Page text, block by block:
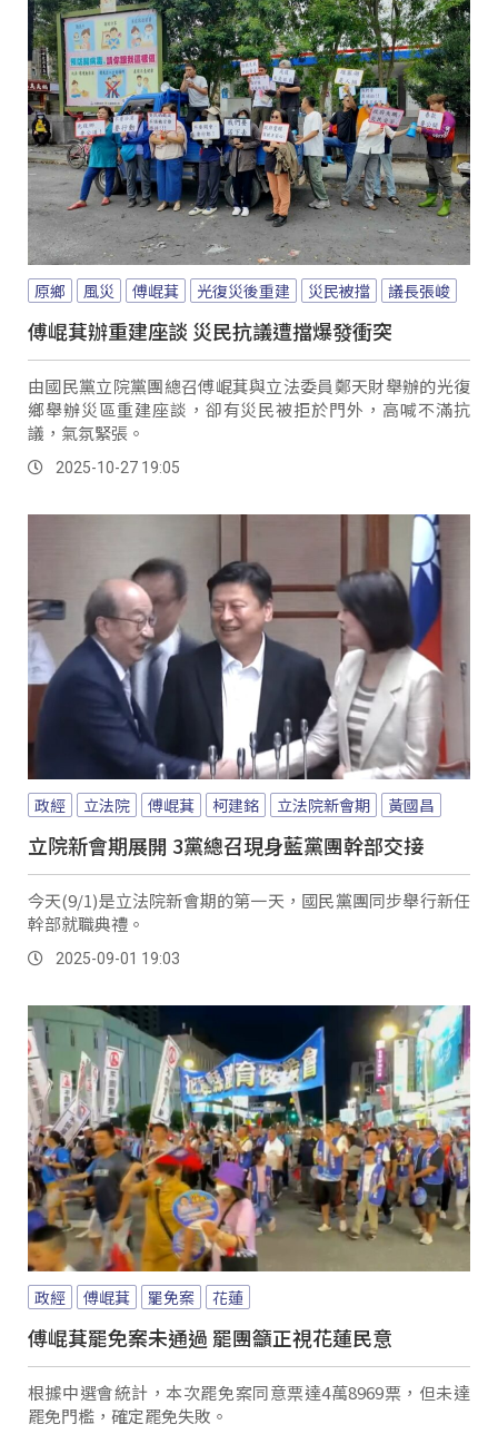
原鄉 風災 傅崐萁 光復災後重建 災民被擋 議長張峻
傅崐萁辦重建座談 災民抗議遭擋爆發衝突
由國民黨立院黨團總召傅崐萁與立法委員鄭天財舉辦的光復
鄉舉辦災區重建座談，卻有災民被拒於門外，高喊不滿抗
議，氣氛緊張。
2025-10-27 19:05
政經 立法院 傅崐萁 柯建銘 立法院新會期 黃國昌
立院新會期展開 3黨總召現身藍黨團幹部交接
今天(9/1)是立法院新會期的第一天，國民黨團同步舉行新任
幹部就職典禮。
2025-09-01 19:03
政經 傅崐萁 罷免案 花蓮
傅崐萁罷免案未通過 罷團籲正視花蓮民意
根據中選會統計，本次罷免案同意票達4萬8969票，但未達
罷免門檻，確定罷免失敗。